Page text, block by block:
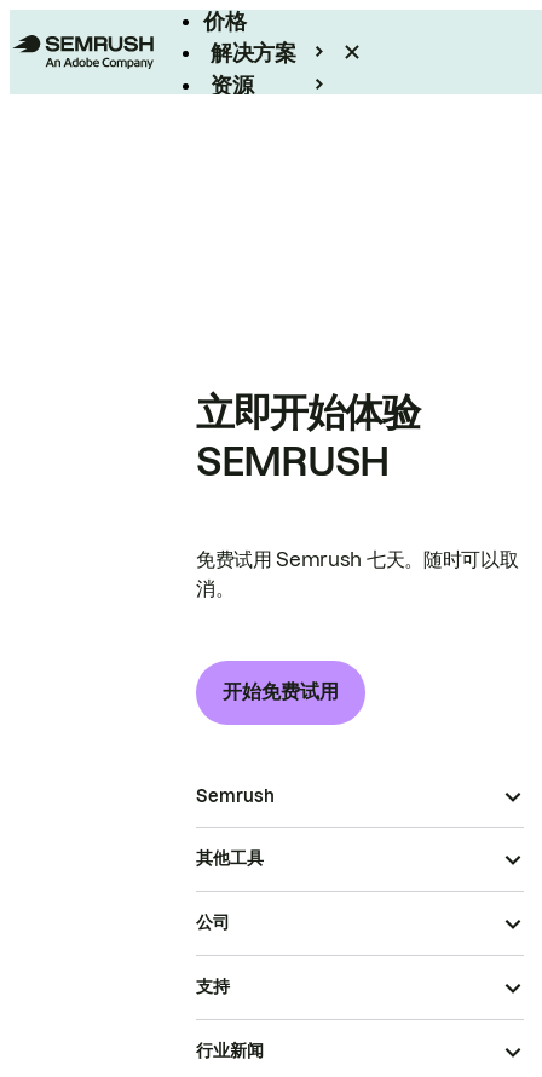
价格
解决方案
资源
立即开始体验
SEMRUSH
免费试用 Semrush 七天。随时可以取
消。
开始免费试用
Semrush
其他工具
公司
支持
行业新闻